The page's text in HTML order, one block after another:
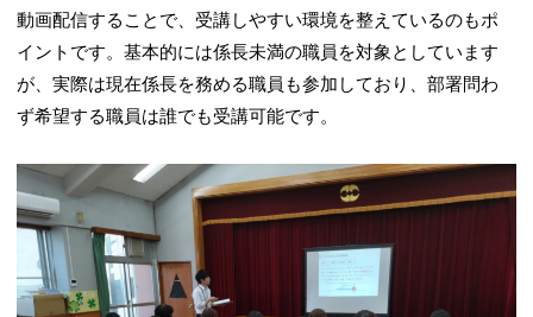
動画配信することで、受講しやすい環境を整えているのもポ
イントです。基本的には係長未満の職員を対象としています
が、実際は現在係長を務める職員も参加しており、部署問わ
ず希望する職員は誰でも受講可能です。